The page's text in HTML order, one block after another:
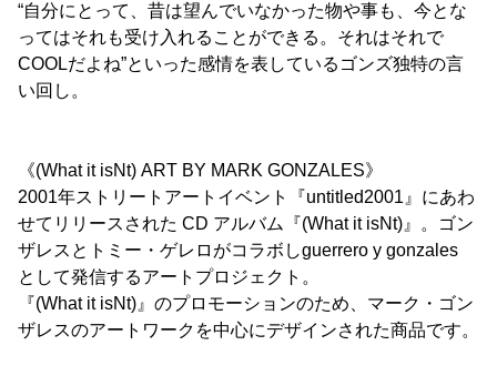
“自分にとって、昔は望んでいなかった物や事も、今とな
ってはそれも受け入れることができる。それはそれで
COOLだよね”といった感情を表しているゴンズ独特の言
い回し。
《(What it isNt) ART BY MARK GONZALES》
2001年ストリートアートイベント『untitled2001』にあわ
せてリリースされた CD アルバム『(What it isNt)』。ゴン
ザレスとトミー・ゲレロがコラボしguerrero y gonzales
として発信するアートプロジェクト。
『(What it isNt)』のプロモーションのため、マーク・ゴン
ザレスのアートワークを中心にデザインされた商品です。